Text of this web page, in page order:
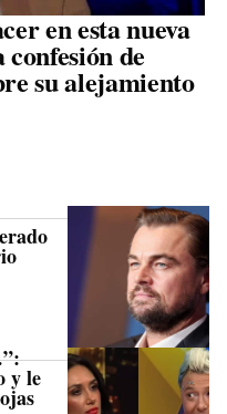
en esta nueva
de
su alejamiento
y le